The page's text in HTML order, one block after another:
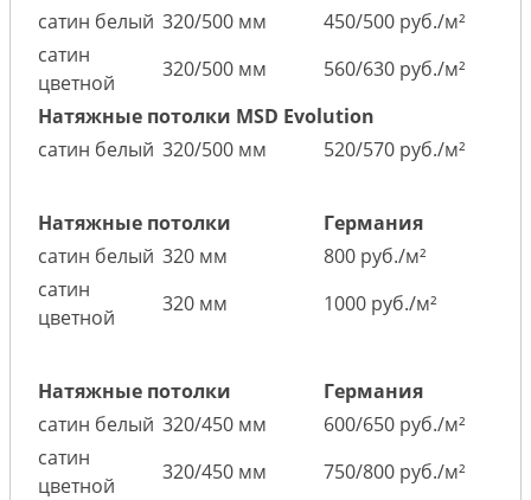
сатин белый 320/500 мм
450/500 руб./м²
сатин
цветной
320/500 мм
560/630 руб./м²
Натяжные потолки MSD Evolution
сатин белый 320/500 мм 520/570 руб./м²
Натяжные потолки
Германия
сатин белый 320 мм
800 руб./м²
сатин
цветной
320 мм 1000 руб./м²
Натяжные потолки
Германия
сатин белый 320/450 мм
600/650 руб./м²
сатин
цветной
320/450 мм 750/800 руб./м²